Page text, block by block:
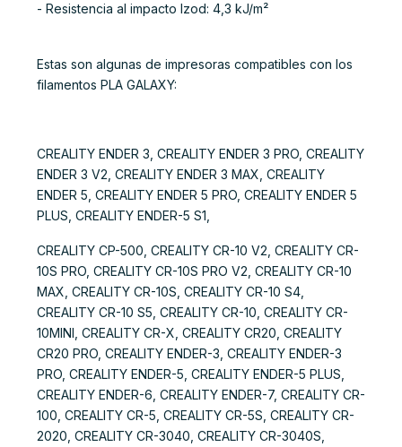
- Resistencia al impacto Izod: 4,3 kJ/m²
Estas son algunas de impresoras compatibles con los
filamentos PLA GALAXY:
CREALITY ENDER 3, CREALITY ENDER 3 PRO, CREALITY
ENDER 3 V2, CREALITY ENDER 3 MAX, CREALITY
ENDER 5, CREALITY ENDER 5 PRO, CREALITY ENDER 5
PLUS, CREALITY ENDER-5 S1,
CREALITY CP-500, CREALITY CR-10 V2, CREALITY CR-
10S PRO, CREALITY CR-10S PRO V2, CREALITY CR-10
MAX, CREALITY CR-10S, CREALITY CR-10 S4,
CREALITY CR-10 S5, CREALITY CR-10, CREALITY CR-
10MINI, CREALITY CR-X, CREALITY CR20, CREALITY
CR20 PRO, CREALITY ENDER-3, CREALITY ENDER-3
PRO, CREALITY ENDER-5, CREALITY ENDER-5 PLUS,
CREALITY ENDER-6, CREALITY ENDER-7, CREALITY CR-
100, CREALITY CR-5, CREALITY CR-5S, CREALITY CR-
2020, CREALITY CR-3040, CREALITY CR-3040S,